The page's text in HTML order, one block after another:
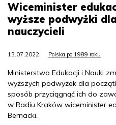
Wiceminister
wyższe podwyżki
nauczycieli
13.07.2022 Polska po 1989 roku
Ministerstwo Edukacji i Nauki
wyższych podwyżek dla
sposób przyciągnąć ich do
w Radiu Kraków wiceminister
Bernacki.